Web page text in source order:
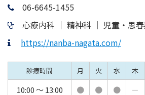
06-6645-1455
心療内科 │ 精神科 │ 児童・思春
https://nanba-nagata.com/
診療時間 月 火 水 木
10:00 〜 13:00 ● ● ● －